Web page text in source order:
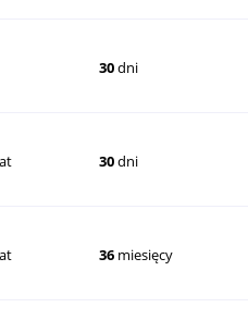
30dni
30dni
36 miesięcy